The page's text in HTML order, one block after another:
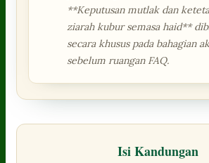
**Keputusan mutlak dan
ziarah kubur semasa haid**
secara khusus pada bahagian
sebelum ruangan FAQ.
Isi Kandungan